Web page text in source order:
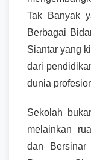
Tak Banyak
Berbagai
Siantar yang
dari
dunia
Sekolah
melainkan
dan Bersinar